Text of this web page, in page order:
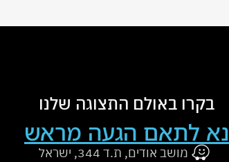
בקרו באולם התצוגה שלנו
נא לתאם הגעה מראש
מושב אודים, ת.ד 344, ישראל